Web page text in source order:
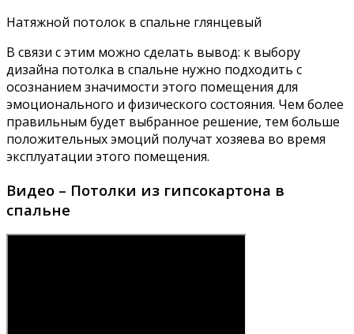
Натяжной потолок в спальне глянцевый
В связи с этим можно сделать вывод: к выбору
дизайна потолка в спальне нужно подходить с
осознанием значимости этого помещения для
эмоционального и физического состояния. Чем более
правильным будет выбранное решение, тем больше
положительных эмоций получат хозяева во время
эксплуатации этого помещения.
Видео – Потолки из гипсокартона в
спальне